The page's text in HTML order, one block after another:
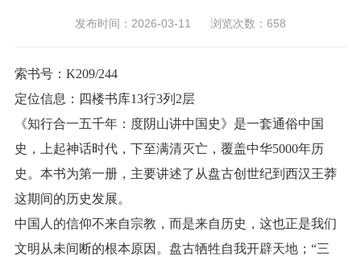
发布时间：2026-03-11 浏览次数：658
索书号：K209/244
定位信息：四楼书库13行3列2层
《知行合一五千年：度阴山讲中国史》是一套通俗中国
史，上起神话时代，下至满清灭亡，覆盖中华5000年历
史。本书为第一册，主要讲述了从盘古创世纪到西汉王莽
这期间的历史发展。
中国人的信仰不来自宗教，而是来自历史，这也正是我们
文明从未间断的根本原因。盘古牺牲自我开辟天地；“三